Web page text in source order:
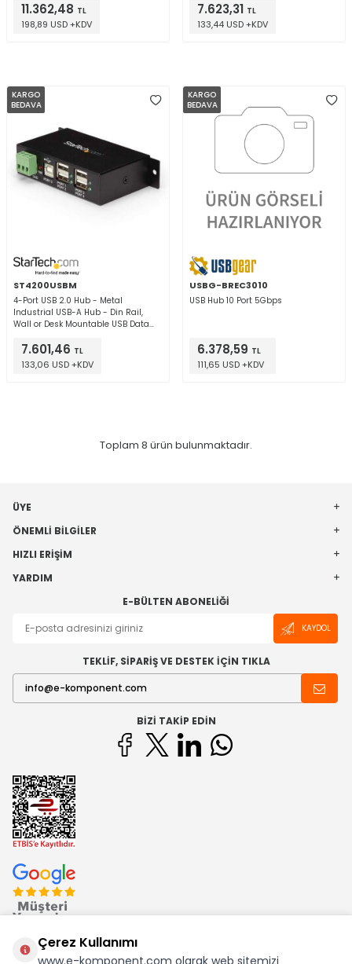
11.362,48 TL
198,89 USD +KDV
7.623,31 TL
133,44 USD +KDV
KARGO
BEDAVA
ST4200USBM
4-Port USB 2.0 Hub - Metal
Industrial USB-A Hub - Din Rail,
Wall or Desk Mountable USB Data
Hub7.601,46 TL
133,06 USD +KDV
KARGO
BEDAVA
USBG-BREC3010
USB Hub 10 Port 5Gbps
6.378,59 TL
111,65 USD +KDV
Toplam 8 ürün bulunmaktadır.
ÜYE
ÖNEMLI BILGILER
HIZLI ERIŞIM
YARDIM
E-BÜLTEN ABONELIĞI
KAYDOL
TEKLİF, SİPARİŞ VE DESTEK İÇİN TIKLA
BIZI TAKIP EDIN
Çerez Kullanımı
www.e-komponent.com olarak web sitemizi